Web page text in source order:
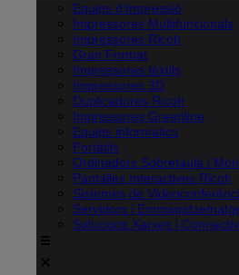
Equips d’Impressió
Impressores Multifuncionals
Impressores Ricoh
Gran Format
Impressores tèxtils
Impressores 3D
Duplicadores Ricoh
Impressores Greenline
Equips informàtics
Portàtils
Ordinadors Sobretaula i
Pantalles Interactives Ricoh
Sistemes de
Servidors i
Solucions Xarxes i